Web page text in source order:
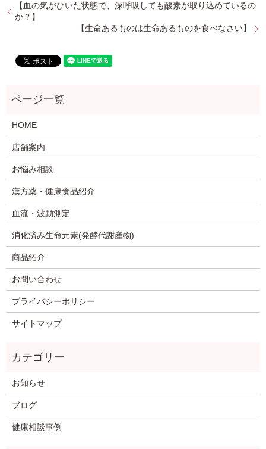
【血の気がひいた状態で、深呼吸しても酸素が取り込めているの
か？】
【生命あるものは生命あるものを食べなさい】
HOME
店舗案内
お悩み相談
漢方薬・健康食品紹介
血流・波動測定
消化済み生命元素(発酵代謝産物)
商品紹介
お問い合わせ
プライバシーポリシー
サイトマップ
お知らせ
ブログ
健康相談事例